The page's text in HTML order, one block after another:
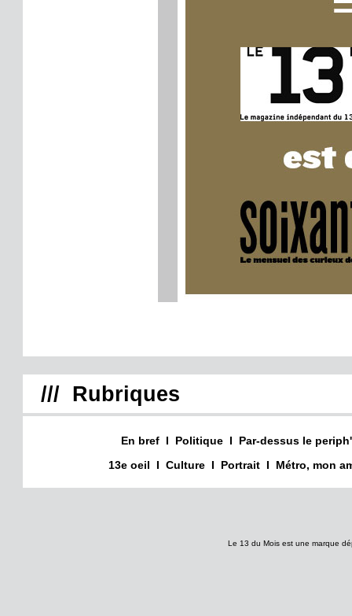
/// Rubriques
En bref I Politique I
Par-dessus le periph'
13e oeil
I Culture I Portrait I Métro, mon
Le 13 du Mois est une marque